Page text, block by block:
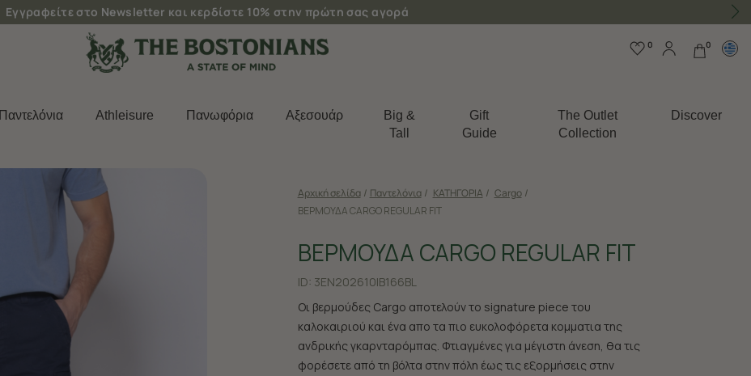
Εγγραφείτε στο Newsletter και κερδίστε 10% στην πρώτη σας αγορά
0 0
Παντελόνια Athleisure Πανωφόρια Aξεσουάρ
Big &
Tall
Gift
Guide
The Outlet
Collection
Discover
Αρχική σελίδα / Παντελόνια / ΚΑΤΗΓΟΡΙΑ / Cargo /
ΒΕΡΜΟΥΔΑ CARGO REGULAR FIT
ΒΕΡΜΟΥΔΑ CARGO REGULAR FIT
ID: 3EN202610|B166BL
Οι βερμούδες Cargo αποτελούν το signature piece του
καλοκαιριού και ένα απο τα πιο ευκολοφόρετα κομματια της
ανδρικής γκαρνταρόμπας. Φτιαγμένες για μέγιστη άνεση, θα τις
φορέσετε από τη βόλτα στην πόλη έως τις εξορμήσεις στην